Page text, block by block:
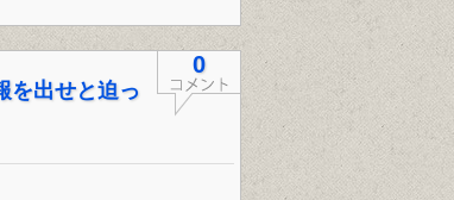
0
を出せと迫っ